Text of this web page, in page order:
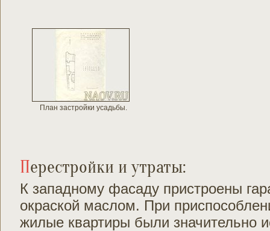
План застройки усадьбы.
Перестройки и утраты:
К западному фасаду пристроены
окраской маслом. При
жилые квартиры были значительно